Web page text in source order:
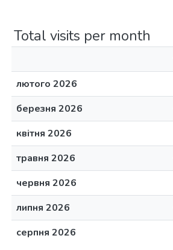
Total visits per month
лютого 2026
березня 2026
квітня 2026
травня 2026
червня 2026
липня 2026
серпня 2026